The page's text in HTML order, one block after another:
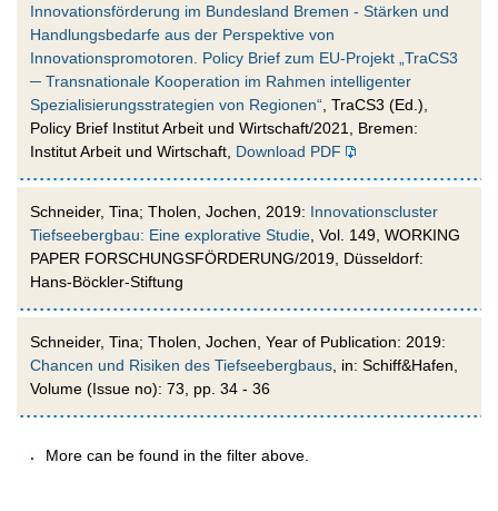
Innovationsförderung im Bundesland Bremen - Stärken und
Handlungsbedarfe aus der Perspektive von
Innovationspromotoren. Policy Brief zum EU-Projekt „TraCS3
─ Transnationale Kooperation im Rahmen intelligenter
Spezialisierungsstrategien von Regionen“ , TraCS3 (Ed.),
Policy Brief Institut Arbeit und Wirtschaft/2021, Bremen:
Institut Arbeit und Wirtschaft, Download PDF
Schneider, Tina; Tholen, Jochen, 2019: Innovationscluster
Tiefseebergbau: Eine explorative Studie , Vol. 149, WORKING
PAPER FORSCHUNGSFÖRDERUNG/2019, Düsseldorf:
Hans-Böckler-Stiftung
Schneider, Tina; Tholen, Jochen, Year of Publication: 2019:
Chancen und Risiken des Tiefseebergbaus , in: Schiff&Hafen,
Volume (Issue no): 73, pp. 34 - 36
. More can be found in the filter above.